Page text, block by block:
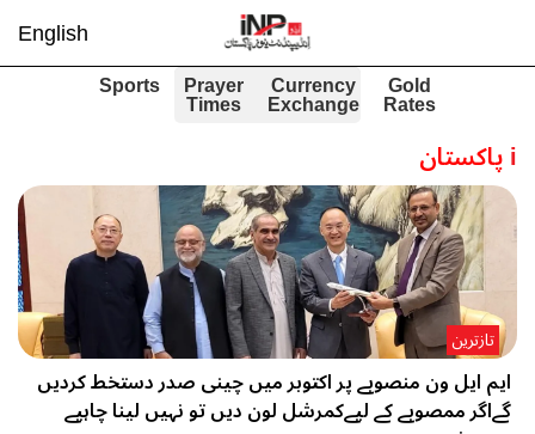
English
Gold
Rates
Currency
Exchange
Prayer
Times
Sports
iپاکستان
ایم ایل ون منصوبے پر اکتوبر میں چینی صدر دستخط کردیں
گےاگر ممصوبے کے لیےکمرشل لون دیں تو نہیں لینا چاہیے
تازترین